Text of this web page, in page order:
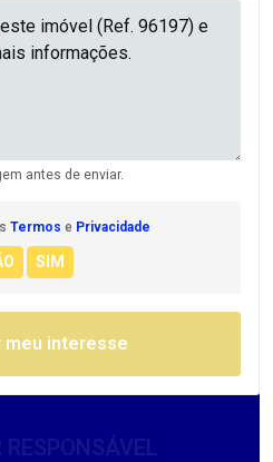
antes de enviar.
Termos e Privacidade
meu interesse